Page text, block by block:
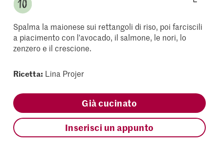
Spalma la maionese sui rettangoli di riso, poi farciscili
a piacimento con l'avocado, il salmone, le nori, lo
zenzero e il crescione.
Ricetta: Lina Projer
Già cucinato
Inserisci un appunto